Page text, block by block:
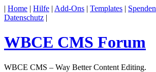
| Home | Hilfe | Add-Ons | Templates | Spenden
Datenschutz |
WBCE CMS Forum
WBCE CMS – Way Better Content Editing.